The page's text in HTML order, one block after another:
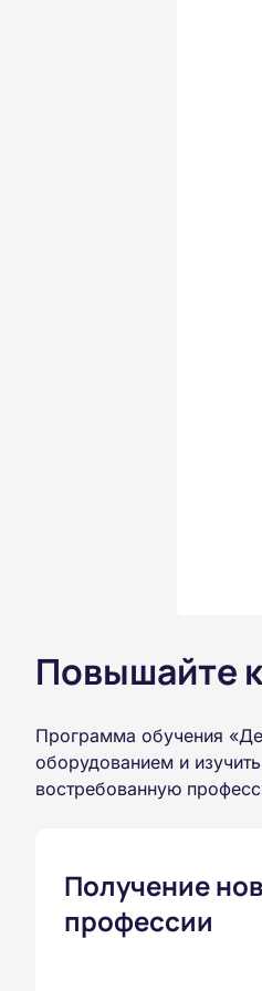
Повышайте
Программа обучения
оборудованием и
востребованную
Получение
профессии